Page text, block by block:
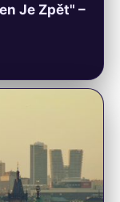
Je Zpět" –